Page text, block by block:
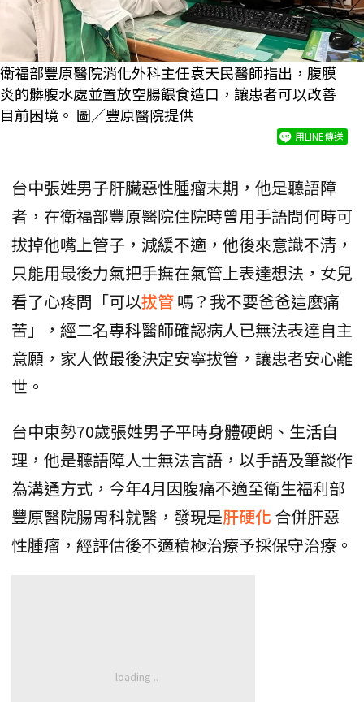
衛福部豐原醫院消化外科主任袁天民醫師指出，腹膜
炎的髒腹水處並置放空腸餵食造口，讓患者可以改善
目前困境。 圖／豐原醫院提供
用LINE傳送
台中張姓男子肝臟惡性腫瘤末期，他是聽語障
者，在衛福部豐原醫院住院時曾用手語問何時可
拔掉他嘴上管子，減緩不適，他後來意識不清，
只能用最後力氣把手撫在氣管上表達想法，女兒
看了心疼問「可以拔管嗎？我不要爸爸這麼痛
苦」，經二名專科醫師確認病人已無法表達自主
意願，家人做最後決定安寧拔管，讓患者安心離
世。
台中東勢70歲張姓男子平時身體硬朗、生活自
理，他是聽語障人士無法言語，以手語及筆談作
為溝通方式，今年4月因腹痛不適至衛生福利部
豐原醫院腸胃科就醫，發現是肝硬化 合併肝惡
性腫瘤，經評估後不適積極治療予採保守治療。